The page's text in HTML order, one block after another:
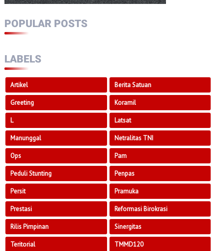
POPULAR POSTS
LABELS
Artikel Berita Satuan
Greeting Koramil
L Latsat
Manunggal Netralitas TNI
Ops Pam
Peduli Stunting Penpas
Persit Pramuka
Prestasi Reformasi Birokrasi
Rilis Pimpinan Sinergitas
Teritorial TMMD120